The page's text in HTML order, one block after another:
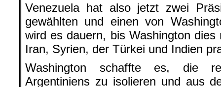
Venezuela hat also jetzt zwei
gewählten und einen von
wird es dauern, bis Washington
Iran, Syrien, der Türkei und Indien
Washington schaffte es, die
Argentiniens zu isolieren und aus